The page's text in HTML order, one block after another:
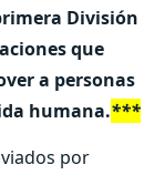
División
que
a personas
humana.***
por